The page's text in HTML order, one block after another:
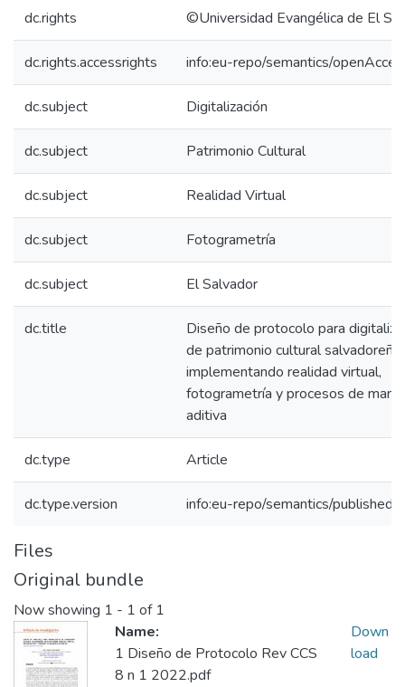
dc.rights ©Universidad Evangélica de El
dc.rights.accessrights info:eu-repo/semantics/
dc.subject Digitalización
dc.subject Patrimonio Cultural
dc.subject Realidad Virtual
dc.subject Fotogrametría
dc.subject El Salvador
dc.title
Diseño de protocolo para
de patrimonio cultural salvadoreño,
implementando realidad virtual,
fotogrametría y procesos de
aditiva
dc.type Article
dc.type.version info:eu-repo/semantics/
Files
Original bundle
Now showing 1 - 1 of 1
Name:
1 Diseño de Protocolo Rev CCS
8 n 1 2022.pdf
Down
load